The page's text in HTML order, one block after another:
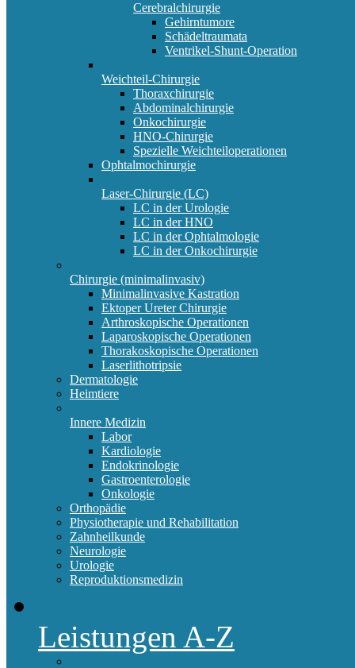
Cerebralchirurgie
Gehirntumore
Schädeltraumata
Ventrikel-Shunt-Operation
Weichteil-Chirurgie
Thoraxchirurgie
Abdominalchirurgie
Onkochirurgie
HNO-Chirurgie
Spezielle Weichteiloperationen
Ophtalmochirurgie
Laser-Chirurgie (LC)
LC in der Urologie
LC in der HNO
LC in der Ophtalmologie
LC in der Onkochirurgie
Chirurgie (minimalinvasiv)
Minimalinvasive Kastration
Ektoper Ureter Chirurgie
Arthroskopische Operationen
Laparoskopische Operationen
Thorakoskopische Operationen
Laserlithotripsie
Dermatologie
Heimtiere
Innere Medizin
Labor
Kardiologie
Endokrinologie
Gastroenterologie
Onkologie
Orthopädie
Physiotherapie und Rehabilitation
Zahnheilkunde
Neurologie
Urologie
Reproduktionsmedizin
Leistungen A-Z